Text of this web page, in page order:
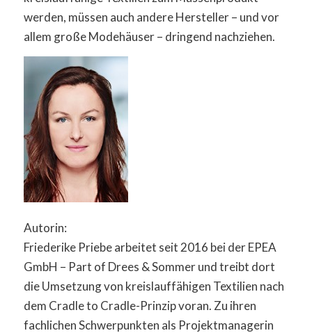
werden, müssen auch andere Hersteller – und vor
allem große Modehäuser – dringend nachziehen.
Autorin:
Friederike Priebe arbeitet seit 2016 bei der EPEA
GmbH – Part of Drees & Sommer und treibt dort
die Umsetzung von kreislauffähigen Textilien nach
dem Cradle to Cradle-Prinzip voran. Zu ihren
fachlichen Schwerpunkten als Projektmanagerin